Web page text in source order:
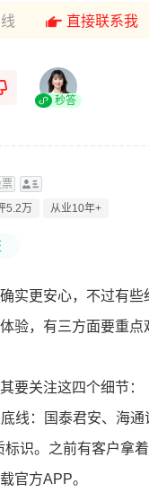
直接联系我
秒答
5.2万 从业10年+
实更安心，不过有
验，有三方面要重点
要关注这四个细节：
线：国泰君安、海
标识。之前有客户拿
官方APP。